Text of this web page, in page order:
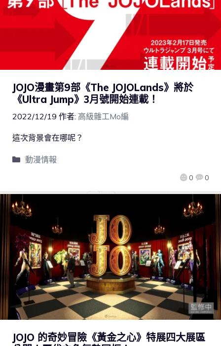
JOJO漫畫第9部《The JOJOLands》將於
《Ultra Jump》3月號開始連載！
2022/12/19 作者: 高級雜工Mo編
0 0
這次背景會在哪呢？
動漫情報
JOJO 的奇妙冒險《黃金之心》特展四大展區